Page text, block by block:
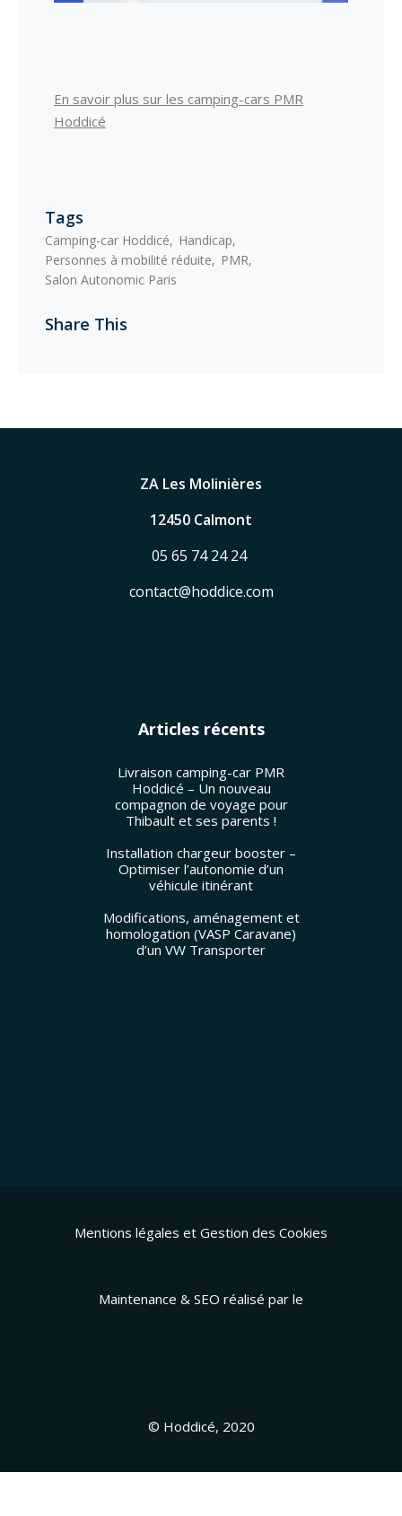
En savoir plus sur les camping-cars PMR
Hoddicé
Tags
Camping-car Hoddicé
Handicap
Personnes à mobilité réduite
PMR
Salon Autonomic Paris
Share This
ZA Les Molinières
12450 Calmont
05 65 74 24 24
contact@hoddice.com
Articles récents
Livraison camping-car PMR
Hoddicé – Un nouveau
compagnon de voyage pour
Thibault et ses parents !
Installation chargeur booster –
Optimiser l’autonomie d’un
véhicule itinérant
Modifications, aménagement et
homologation (VASP Caravane)
d’un VW Transporter
© Hoddicé, 2020
Mentions légales et Gestion des Cookies
Maintenance & SEO réalisé par le